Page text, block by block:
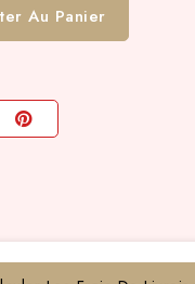
Au Panier